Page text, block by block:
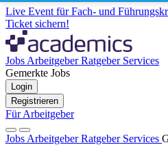
Live Event für Fach- und
Ticket sichern!
Jobs ArbeitgeberRatgeber Services
Gemerkte Jobs
Login
Registrieren
Für Arbeitgeber
Jobs ArbeitgeberRatgeber Services